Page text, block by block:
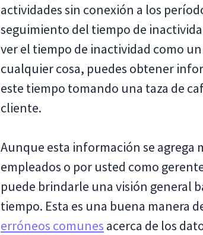
actividades sin conexión a los
seguimiento del tiempo de
ver el tiempo de inactividad como
cualquier cosa, puedes obtener
este tiempo tomando una taza de
cliente.
Aunque esta información se agrega
empleados o por usted como
puede brindarle una visión general
tiempo. Esta es una buena manera
erróneos comunes acerca de los